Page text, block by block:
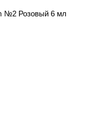
№2 Розовый 6 мл